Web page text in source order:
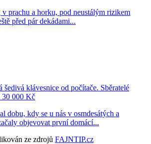
prachu a horku, pod neustálým rizikem
před pár dekádami...
šedivá klávesnice od počítače. Sběratelé
30 000 Kč
dobu, kdy se u nás v osmdesátých a
objevovat první domácí...
ze zdrojů FAJNTIP.cz